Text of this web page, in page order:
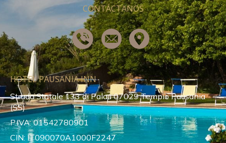
CONTÁCTANOS
HOTEL PAUSANIA INN
Strada Statale 133 di Palau 07029 Tempio Pausania
(SS)
P.IVA: 01542780901
CIN: IT090070A1000F2247